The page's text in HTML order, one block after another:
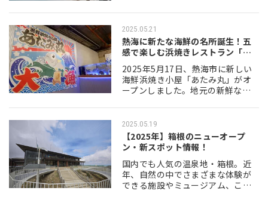
天風呂を備え、旧大浴場をリノベ
ーショ…
2025.05.21
熱海に新たな海鮮の名所誕生！五
感で楽しむ浜焼きレストラン「あ
たみ丸」が…
2025年5月17日、熱海市に新しい
海鮮浜焼き小屋「あたみ丸」がオ
ープンしました。地元の新鮮な海
ジナルキャラクター「うおの介」
によるエンターテインメントが融
合した新名所で…
2025.05.19
【2025年】箱根のニューオープ
ン・新スポット情報！
国内でも人気の温泉地・箱根。近
年、自然の中でさまざまな体験が
できる施設やミュージアム、こだ